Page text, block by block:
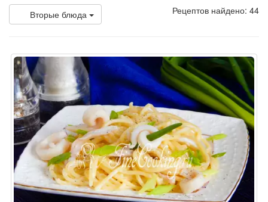
Вторые блюда Рецептов найдено: 44